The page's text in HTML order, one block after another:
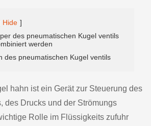
Hide ]
des pneumatischen Kugel ventils
werden
des pneumatischen Kugel ventils
hahn ist ein Gerät zur Steuerung des
des Drucks und der Strömungs
Rolle im Flüssigkeits zufuhr